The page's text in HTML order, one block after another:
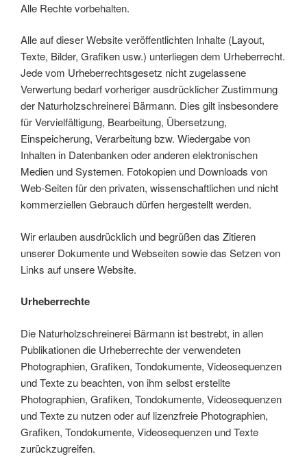
Alle Rechte vorbehalten.
Alle auf dieser Website veröffentlichten Inhalte (Layout,
Texte, Bilder, Grafiken usw.) unterliegen dem Urheberrecht.
Jede vom Urheberrechtsgesetz nicht zugelassene
Verwertung bedarf vorheriger ausdrücklicher Zustimmung
der Naturholzschreinerei Bärmann. Dies gilt insbesondere
für Vervielfältigung, Bearbeitung, Übersetzung,
Einspeicherung, Verarbeitung bzw. Wiedergabe von
Inhalten in Datenbanken oder anderen elektronischen
Medien und Systemen. Fotokopien und Downloads von
Web-Seiten für den privaten, wissenschaftlichen und nicht
kommerziellen Gebrauch dürfen hergestellt werden.
Wir erlauben ausdrücklich und begrüßen das Zitieren
unserer Dokumente und Webseiten sowie das Setzen von
Links auf unsere Website.
Urheberrechte
Die Naturholzschreinerei Bärmann ist bestrebt, in allen
Publikationen die Urheberrechte der verwendeten
Photographien, Grafiken, Tondokumente, Videosequenzen
und Texte zu beachten, von ihm selbst erstellte
Photographien, Grafiken, Tondokumente, Videosequenzen
und Texte zu nutzen oder auf lizenzfreie Photographien,
Grafiken, Tondokumente, Videosequenzen und Texte
zurückzugreifen.